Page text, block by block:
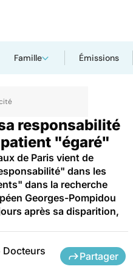
Famille Émissions
responsabilité
patient "égaré"
de Paris vient de
dans les
dans la recherche
Georges-Pompidou
après sa disparition,
Docteurs Partager